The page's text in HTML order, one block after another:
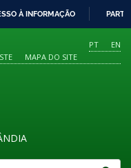
À INFORMAÇÃO
PT
EN
MAPA DO SITE